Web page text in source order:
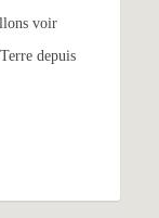
voir
depuis